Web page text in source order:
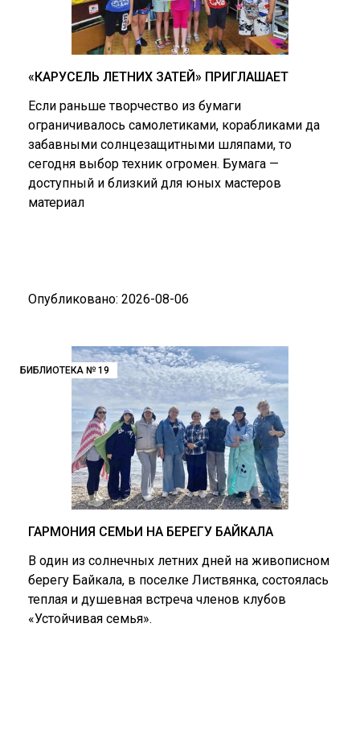
«КАРУСЕЛЬ ЛЕТНИХ ЗАТЕЙ» ПРИГЛАШАЕТ
Если раньше творчество из бумаги
ограничивалось самолетиками, корабликами да
забавными солнцезащитными шляпами, то
сегодня выбор техник огромен. Бумага —
доступный и близкий для юных мастеров
материал
Опубликовано: 2026-08-06
БИБЛИОТЕКА № 19
ГАРМОНИЯ СЕМЬИ НА БЕРЕГУ БАЙКАЛА
В один из солнечных летних дней на живописном
берегу Байкала, в поселке Листвянка, состоялась
теплая и душевная встреча членов клубов
«Устойчивая семья».